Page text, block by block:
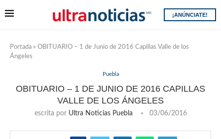
¡ANÚNCIATE!
Portada » OBITUARIO – 1 de Junio de 2016 Capillas Valle de los
Ángeles
Puebla
OBITUARIO – 1 DE JUNIO DE 2016 CAPILLAS
VALLE DE LOS ÁNGELES
escrita por Ultra Noticias Puebla 03/06/2016